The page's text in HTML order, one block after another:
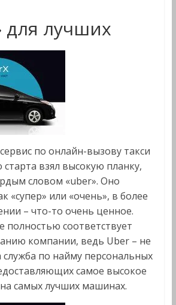
для лучших
по онлайн-вызову такси
старта взял высокую планку,
словом «uber». Оно
«супер» или «очень», в более
– что-то очень ценное.
полностью соответствует
компании, ведь Uber – не
служба по найму персональных
самое высокое
на самых лучших машинах.